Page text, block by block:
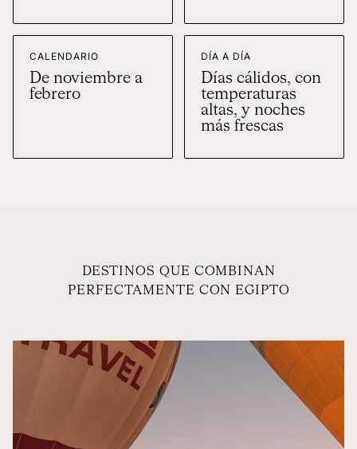
CALENDARIO
De noviembre a
febrero
DÍA A DÍA
Días cálidos, con
temperaturas
altas, y noches
más frescas
DESTINOS QUE COMBINAN
PERFECTAMENTE CON EGIPTO